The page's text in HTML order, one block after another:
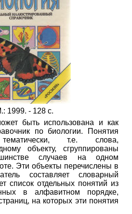
1999. - 128 с.
быть использована и как
по биологии. Понятия
тематически, т.е. слова,
объекту, сгруппированы
случаев на одном
Эти объекты перечислены в
составляет словарный
список отдельных понятий из
в алфавитном порядке,
на которых эти понятия